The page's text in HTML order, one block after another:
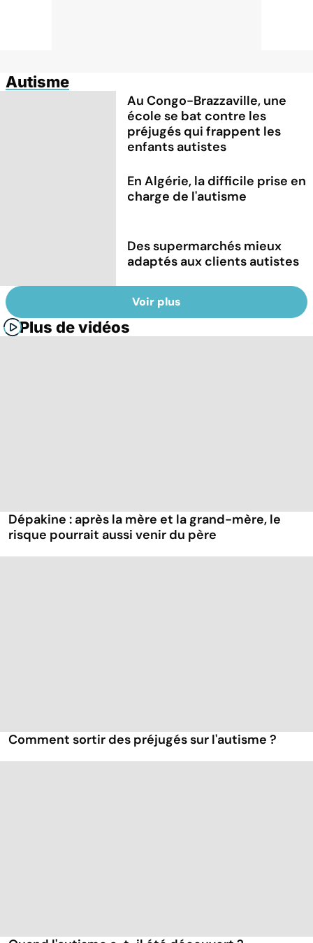
Autisme
Au Congo-Brazzaville, une
école se bat contre les
préjugés qui frappent les
enfants autistes
En Algérie, la difficile prise en
charge de l'autisme
Des supermarchés mieux
adaptés aux clients autistes
Voir plus
Plus de vidéos
Dépakine : après la mère et la grand-mère, le
risque pourrait aussi venir du père
Comment sortir des préjugés sur l'autisme ?